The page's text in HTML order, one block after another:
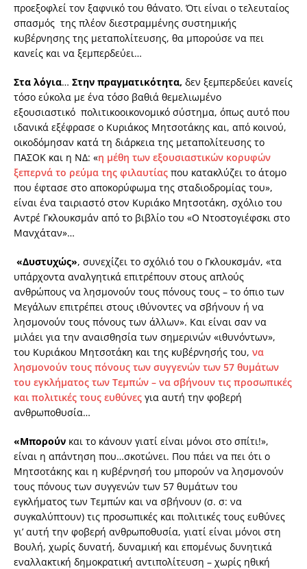
προεξοφλεί τον ξαφνικό του θάνατο. Ότι είναι ο τελευταίος
σπασμός της πλέον διεστραμμένης συστημικής
κυβέρνησης της μεταπολίτευσης, θα μπορούσε να πει
κανείς και να ξεμπερδεύει…
Στα λόγια… Στην πραγματικότητα, δεν ξεμπερδεύει κανείς
τόσο εύκολα με ένα τόσο βαθιά θεμελιωμένο
εξουσιαστικό πολιτικοοικονομικό σύστημα, όπως αυτό που
ιδανικά εξέφρασε ο Κυριάκος Μητσοτάκης και, από κοινού,
οικοδόμησαν κατά τη διάρκεια της μεταπολίτευσης το
ΠΑΣΟΚ και η ΝΔ: «η μέθη των εξουσιαστικών κορυφών
ξεπερνά το ρεύμα της φιλαυτίας που κατακλύζει το άτομο
που έφτασε στο αποκορύφωμα της σταδιοδρομίας του»,
είναι ένα ταιριαστό στον Κυριάκο Μητσοτάκη, σχόλιο του
Αντρέ Γκλουκσμάν από το βιβλίο του «Ο Ντοστογιέφσκι στο
Μανχάταν»…
«Δυστυχώς», συνεχίζει το σχόλιό του ο Γκλουκσμάν, «τα
υπάρχοντα αναλγητικά επιτρέπουν στους απλούς
ανθρώπους να λησμονούν τους πόνους τους – το όπιο των
Μεγάλων επιτρέπει στους ιθύνοντες να σβήνουν ή να
λησμονούν τους πόνους των άλλων». Και είναι σαν να
μιλάει για την αναισθησία των σημερινών «ιθυνόντων»,
του Κυριάκου Μητσοτάκη και της κυβέρνησής του, να
λησμονούν τους πόνους των συγγενών των 57 θυμάτων
του εγκλήματος των Τεμπών – να σβήνουν τις προσωπικές
και πολιτικές τους ευθύνες για αυτή την φοβερή
ανθρωποθυσία…
«Μπορούν και το κάνουν γιατί είναι μόνοι στο σπίτι!»,
είναι η απάντηση που…σκοτώνει. Που πάει να πει ότι ο
Μητσοτάκης και η κυβέρνησή του μπορούν να λησμονούν
τους πόνους των συγγενών των 57 θυμάτων του
εγκλήματος των Τεμπών και να σβήνουν (σ. σ: να
συγκαλύπτουν) τις προσωπικές και πολιτικές τους ευθύνες
γι’ αυτή την φοβερή ανθρωποθυσία, γιατί είναι μόνοι στη
Βουλή, χωρίς δυνατή, δυναμική και επομένως δυνητικά
εναλλακτική δημοκρατική αντιπολίτευση – χωρίς ηθική